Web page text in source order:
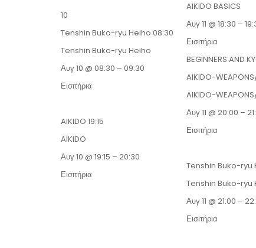
10
Tenshin Buko-ryu Heiho 08:30
Tenshin Buko-ryu Heiho
Αυγ 10 @ 08:30 – 09:30
Εισιτήρια
AIKIDO 19:15
AIKIDO
Αυγ 10 @ 19:15 – 20:30
Εισιτήρια
AIKIDO BASICS
Αυγ 11 @ 18:30 –
Εισιτήρια
BEGINNERS AND
AIKIDO-
AIKIDO-
Αυγ 11 @ 20:00 –
Εισιτήρια
Tenshin Buko-ryu
Tenshin Buko-ryu
Αυγ 11 @ 21:00 –
Εισιτήρια